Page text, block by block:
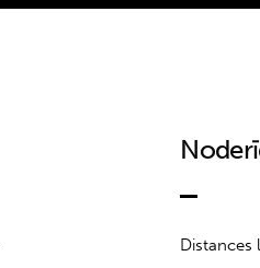
Distances